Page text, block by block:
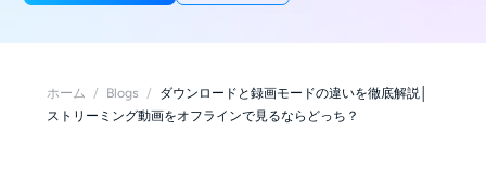
ホーム / Blogs / ダウンロードと録画モードの違いを徹底解説│
ストリーミング動画をオフラインで見るならどっち？